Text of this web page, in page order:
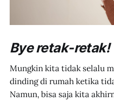
Bye retak-retak!
Mungkin kita tidak selalu
dinding di rumah ketika
Namun, bisa saja kita